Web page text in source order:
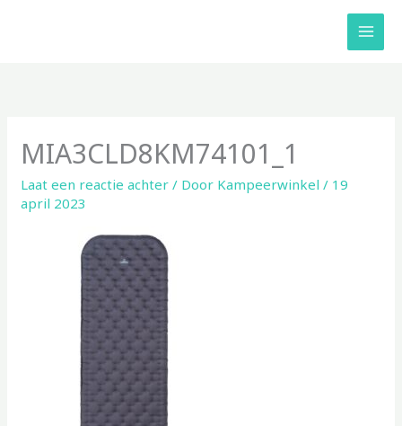
MIA3CLD8KM74101_1
Laat een reactie achter / Door Kampeerwinkel/ 19
april 2023